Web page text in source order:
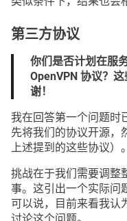
第三方协议
你们是否计划在服
OpenVPN 协议？
谢！
我在回答第一个问题时
先将我们的协议开源，
上述提到的这些协议）。
挑战在于我们需要调整
事。这引出一个实际问
可以说，目前来看我认